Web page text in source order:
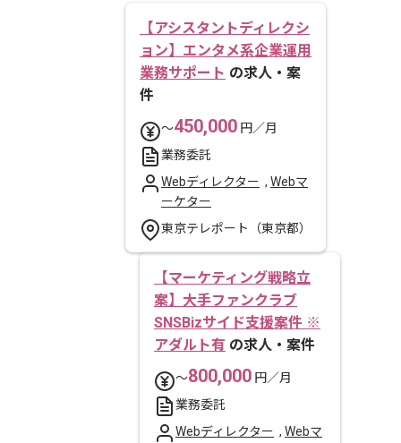
【アシスタントディレクシ
ョン】エンタメ系企業運用
業務サポート の求人・案
件
〜450,000 円／月
業務委託
Webディレクター , Webマ
ーケター
東京テレポート（東京都）
【マーケティング戦略立
案】大手ファンクラブ
SNSBizサイド支援案件 ※
アダルト有 の求人・案件
〜800,000 円／月
業務委託
Webディレクター , Webマ